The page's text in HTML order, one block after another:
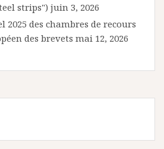
strips") juin 3, 2026
2025 des chambres de recours
des brevets mai 12, 2026